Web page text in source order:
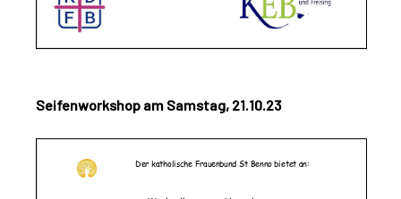
Seifenworkshop am Samstag, 21.10.23